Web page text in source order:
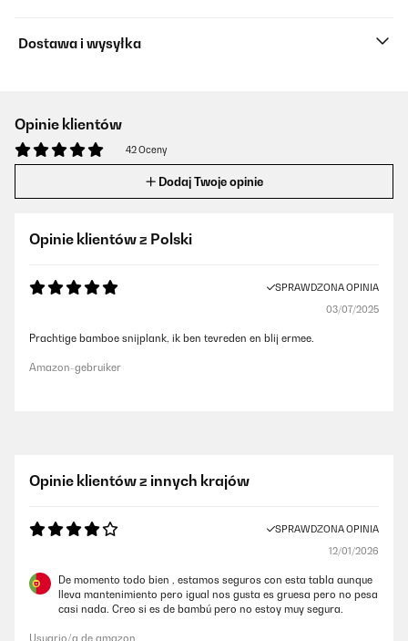
Dostawa i wysyłka
Opinie klientów
42 Oceny
Dodaj Twoje opinie
Opinie klientów z Polski
SPRAWDZONA OPINIA
03/07/2025
Prachtige bamboe snijplank, ik ben tevreden en blij ermee.
Amazon-gebruiker
Opinie klientów z innych krajów
SPRAWDZONA OPINIA
12/01/2026
De momento todo bien , estamos seguros con esta tabla aunque
lleva mantenimiento pero igual nos gusta es gruesa pero no pesa
casi nada. Creo si es de bambú pero no estoy muy segura.
Usuario/a de amazon